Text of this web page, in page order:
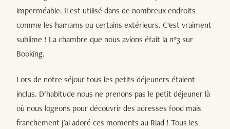
imperméable. Il est utilisé dans de nombreux endroits
comme les hamams ou certains extérieurs. C'est vraiment
sublime ! La chambre que nous avions était la n°3 sur
Booking.
Lors de notre séjour tous les petits déjeuners étaient
inclus. D'habitude nous ne prenons pas le petit déjeuner là
où nous logeons pour découvrir des adresses food mais
franchement j'ai adoré ces moments au Riad ! Tous les